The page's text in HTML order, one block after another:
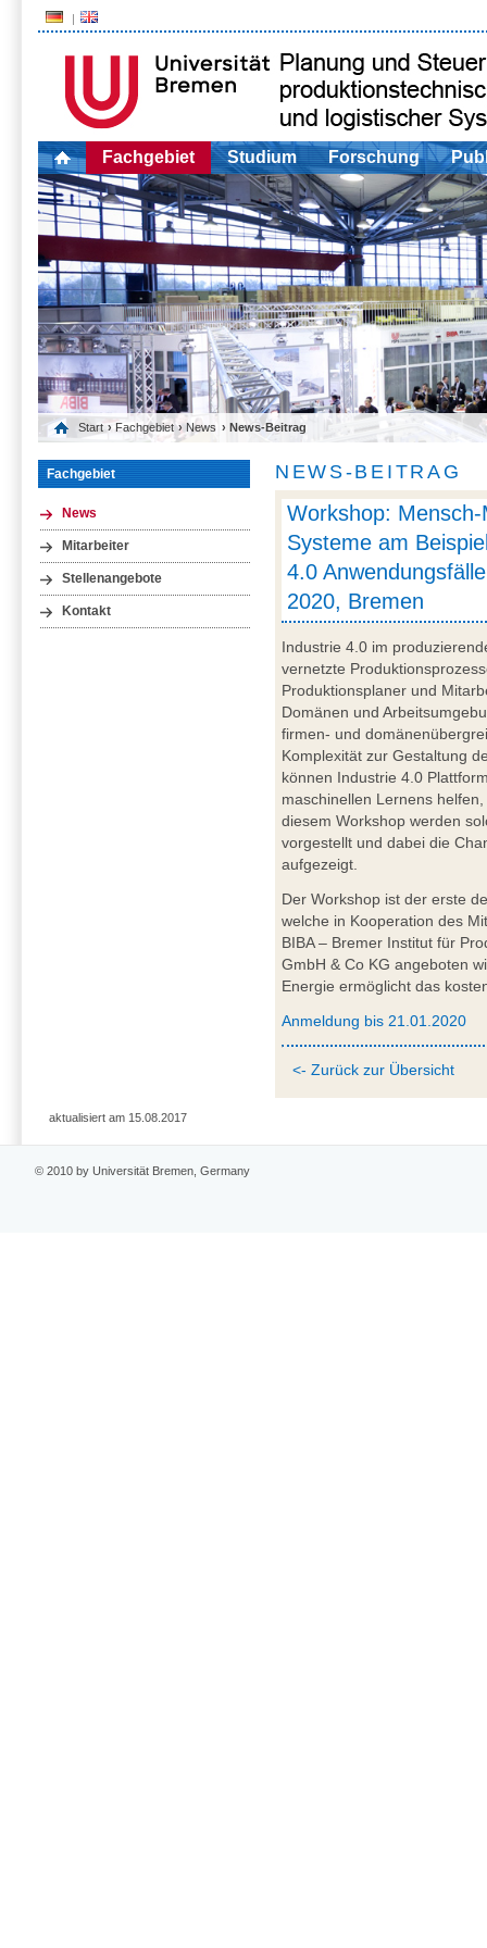
Fachgebiet Studium Forschung
Start › Fachgebiet › News › News-Beitrag
Fachgebiet
News
Mitarbeiter
Stellenangebote
Kontakt
NEWS-BEITRAG
Workshop:
Systeme am
4.0
2020, Bremen
Industrie 4.0 im
vernetzte
Produktionsplaner und
Domänen und
firmen- und
Komplexität zur Gestaltung
können Industrie 4.0
maschinellen Lernens
diesem Workshop werden
vorgestellt und dabei die
aufgezeigt.
Der Workshop ist der erste
welche in Kooperation des
BIBA – Bremer Institut für
GmbH & Co KG angeboten
Energie ermöglicht das
Anmeldung bis 21.01.2020
<- Zurück zur Übersicht
aktualisiert am 15.08.2017
© 2010 by Universität Bremen, Germany